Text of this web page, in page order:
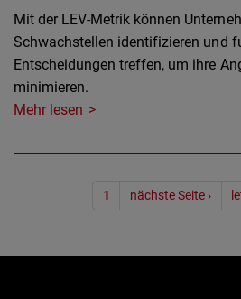
Mit der LEV-Metrik können
Schwachstellen identifizieren und
Entscheidungen treffen, um ihre
minimieren.
Mehr lesen
Seitennummerierung
1 nächste Seite ›